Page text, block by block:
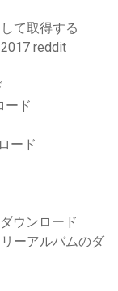
て取得する
reddit
ード
ード
ウンロード
ーアルバムのダ